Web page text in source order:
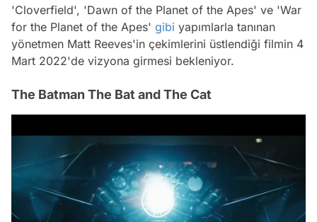
'Cloverfield', 'Dawn of the Planet of the Apes' ve 'War
for the Planet of the Apes' gibi yapımlarla tanınan
yönetmen Matt Reeves'in çekimlerini üstlendiği filmin 4
Mart 2022'de vizyona girmesi bekleniyor.
The Batman The Bat and The Cat